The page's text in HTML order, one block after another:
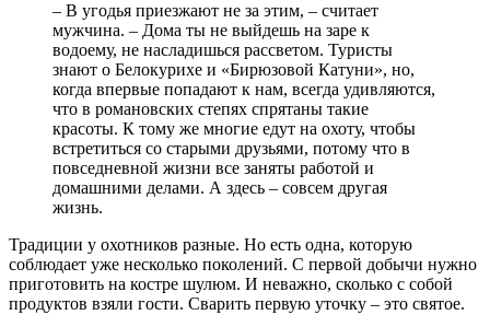
– В угодья приезжают не за этим, – считает
мужчина. – Дома ты не выйдешь на заре к
водоему, не насладишься рассветом. Туристы
знают о Белокурихе и «Бирюзовой Катуни», но,
когда впервые попадают к нам, всегда удивляются,
что в романовских степях спрятаны такие
красоты. К тому же многие едут на охоту, чтобы
встретиться со старыми друзьями, потому что в
повседневной жизни все заняты работой и
домашними делами. А здесь – совсем другая
жизнь.
Традиции у охотников разные. Но есть одна, которую
соблюдает уже несколько поколений. С первой добычи нужно
приготовить на костре шулюм. И неважно, сколько с собой
продуктов взяли гости. Сварить первую уточку – это святое.